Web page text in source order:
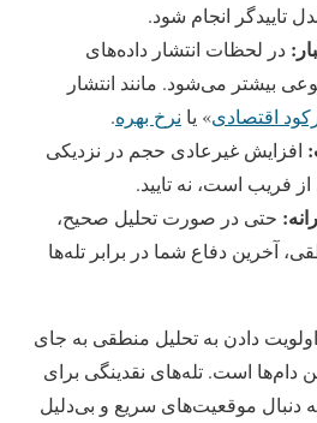
تاییدگر انجام شود.
در لحظات انتشار داده‌های
بیشتر می‌شود. مانند انتشار
اقتصادی» یا نرخ بهره.
افزایش غیرعادی حجم در نزدیکی
فریب است، نه تایید.
حتی در صورت تحلیل صحیح،
آخرین دفاع شما در برابر تله‌ها
دادن به تحلیل منطقی به‌ جای
دام‌ها است. تله‌های نقدینگی برای
دنبال موقعیت‌های سریع و بی‌دلیل